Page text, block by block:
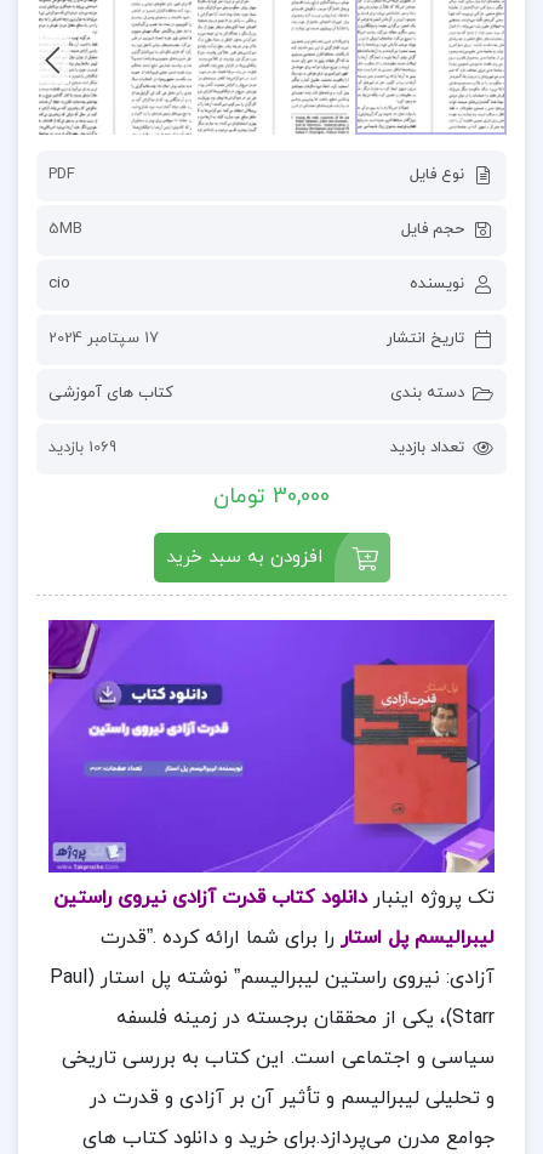
نوع فایل PDF
حجم فایل 5MB
نویسنده cio
تاریخ انتشار 17 سپتامبر 2024
دسته بندی کتاب های آموزشی
تعداد بازدید 1069 بازدید
30,000 تومان
افزودن به سبد خرید
تک پروژه اینبار دانلود کتاب قدرت آزادی نیروی راستین
لیبرالیسم پل استار را برای شما ارائه کرده .”قدرت
آزادی: نیروی راستین لیبرالیسم” نوشته پل استار (Paul
Starr)، یکی از محققان برجسته در زمینه فلسفه
سیاسی و اجتماعی است. این کتاب به بررسی تاریخی
و تحلیلی لیبرالیسم و تأثیر آن بر آزادی و قدرت در
جوامع مدرن می‌پردازد.برای خرید و دانلود کتاب های